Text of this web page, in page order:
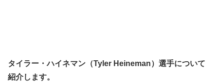
タイラー・ハイネマン（Tyler Heineman）選手について
紹介します。